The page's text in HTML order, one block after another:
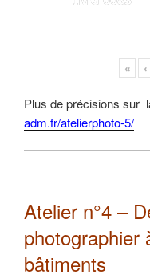
« ‹
Plus de précisions sur
adm.fr/atelierphoto-5/
Atelier n°4 –
photographier
bâtiments